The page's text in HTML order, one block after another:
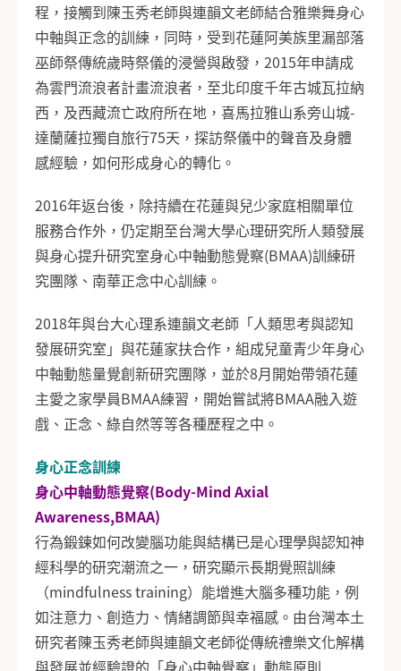
程，接觸到陳玉秀老師與連韻文老師結合雅樂舞身心
中軸與正念的訓練，同時，受到花蓮阿美族里漏部落
巫師祭傳統歲時祭儀的浸營與啟發，2015年申請成
為雲門流浪者計畫流浪者，至北印度千年古城瓦拉納
西，及西藏流亡政府所在地，喜馬拉雅山系旁山城-
達蘭薩拉獨自旅行75天，探訪祭儀中的聲音及身體
感經驗，如何形成身心的轉化。
2016年返台後，除持續在花蓮與兒少家庭相關單位
服務合作外，仍定期至台灣大學心理研究所人類發展
與身心提升研究室身心中軸動態覺察(BMAA)訓練研
究團隊、南華正念中心訓練。
2018年與台大心理系連韻文老師「人類思考與認知
發展研究室」與花蓮家扶合作，組成兒童青少年身心
中軸動態量覺創新研究團隊，並於8月開始帶領花蓮
主愛之家學員BMAA練習，開始嘗試將BMAA融入遊
戲、正念、綠自然等等各種歷程之中。
身心正念訓練
身心中軸動態覺察(Body-Mind Axial
Awareness,BMAA)
行為鍛鍊如何改變腦功能與結構已是心理學與認知神
經科學的研究潮流之一，研究顯示長期覺照訓練
（mindfulness training）能增進大腦多種功能，例
如注意力、創造力、情緒調節與幸福感。由台灣本土
研究者陳玉秀老師與連韻文老師從傳統禮樂文化解構